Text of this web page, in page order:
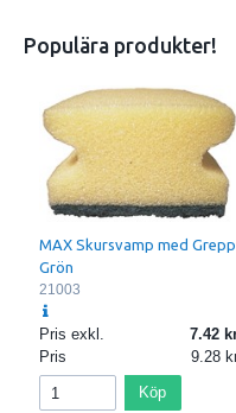
Populära produkter!
MAX Skursvamp med Grepp
Grön
21003
Pris exkl.
7.42
Pris
9.28
Köp